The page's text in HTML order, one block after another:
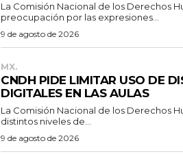
La Comisión Nacional de los Derechos
preocupación por las expresiones...
9 de agosto de 2026
MX.
CNDH PIDE LIMITAR USO DE
DIGITALES EN LAS AULAS
La Comisión Nacional de los Derechos
distintos niveles de...
9 de agosto de 2026